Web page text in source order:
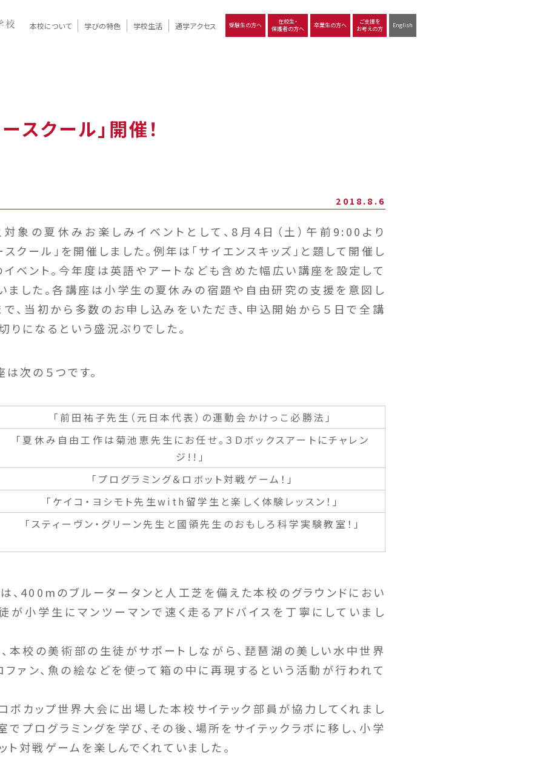
本校について 学びの特色 学校生活 通学アクセス 受験生の方へ
在校生・
保護者の方へ
卒業生の方へ
ご支援を
お考えの方
English
クール」開催！
2018.8.6
象の夏休みお楽しみイベントとして、8月4日（土）午前9:00より
クール」を開催しました。例年は「サイエンスキッズ」と題して開催し
イベント。今年度は英語やアートなども含めた幅広い講座を設定して
ました。各講座は小学生の夏休みの宿題や自由研究の支援を意図し
で、当初から多数のお申し込みをいただき、申込開始から５日で全講
になるという盛況ぶりでした。
次の５つです。
「前田祐子先生（元日本代表）の運動会かけっこ必勝法」
「夏休み自由工作は菊池恵先生にお任せ。３Ｄボックスアートにチャレン
ジ!!」
「プログラミング＆ロボット対戦ゲーム！」
「ケイコ・ヨシモト先生with留学生と楽しく体験レッスン！」
「スティーヴン・グリーン先生と國領先生のおもしろ科学実験教室！」
、400mのブルータータンと人工芝を備えた本校のグラウンドにおい
が小学生にマンツーマンで速く走るアドバイスを丁寧にしていまし
本校の美術部の生徒がサポートしながら、琵琶湖の美しい水中世界
ファン、魚の絵などを使って箱の中に再現するという活動が行われて
ボカップ世界大会に出場した本校サイテック部員が協力してくれまし
プログラミングを学び、その後、場所をサイテックラボに移し、小学
対戦ゲームを楽しんでくれていました。